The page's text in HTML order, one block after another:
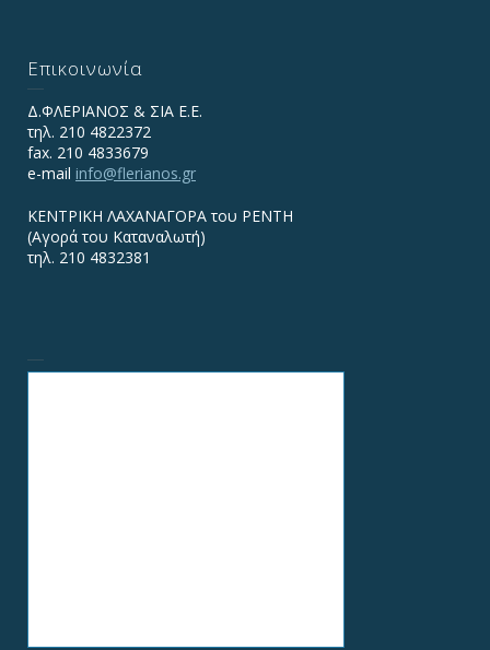
Επικοινωνία
Δ.ΦΛΕΡΙΑΝΟΣ & ΣΙΑ Ε.Ε.
τηλ. 210 4822372
fax. 210 4833679
e-mail info@flerianos.gr
ΚΕΝΤΡΙΚΗ ΛΑΧΑΝΑΓΟΡΑ του ΡΕΝΤΗ
(Αγορά του Καταναλωτή)
τηλ. 210 4832381